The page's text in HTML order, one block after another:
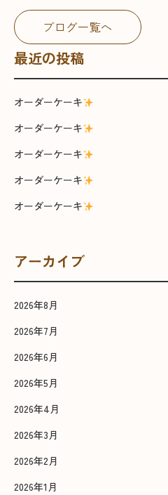
最近の投稿
オーダーケーキ
オーダーケーキ
オーダーケーキ
オーダーケーキ
オーダーケーキ
アーカイブ
2026年8月
2026年7月
2026年6月
2026年5月
2026年4月
2026年3月
2026年2月
2026年1月
ブログ一覧へ